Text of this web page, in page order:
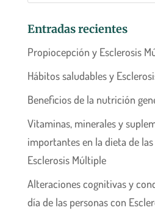
Entradas recientes
Propiocepción y Esclerosis
Hábitos saludables y
Beneficios de la nutrición
Vitaminas, minerales y
importantes en la dieta de
Esclerosis Múltiple
Alteraciones cognitivas y
día de las personas con